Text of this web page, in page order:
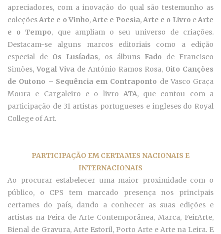
apreciadores, com a inovação do qual são testemunho as
coleçõesArte e o Vinho,Arte e Poesia,Arte e o Livro eArte
e o Tempo, que ampliam o seu universo de criações.
Destacam-se alguns marcos editoriais como a edição
especial de Os Lusíadas, os álbuns Fado de Francisco
Simões,Vogal Viva de António Ramos Rosa, Oito Canções
de Outono – Sequência em Contraponto de Vasco Graça
Moura e Cargaleiro e o livro ATA, que contou com a
participação de 31 artistas portugueses e ingleses do Royal
College of Art.
PARTICIPAÇÃO EM CERTAMES NACIONAIS E
INTERNACIONAIS
Ao procurar estabelecer uma maior proximidade com o
público, o CPS tem marcado presença nos principais
certames do país, dando a conhecer as suas edições e
artistas na Feira de Arte Contemporânea, Marca, FeirArte,
Bienal de Gravura, Arte Estoril, Porto Arte e Arte na Leira. E